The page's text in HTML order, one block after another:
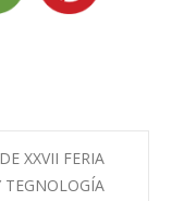
XXVII FERIA
TEGNOLOGÍA